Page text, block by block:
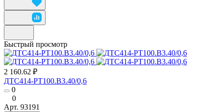
Быстрый просмотр
2 160.62 ₽
ДТС414-РТ100.В3.40/0,6
0
0
Арт. 93191